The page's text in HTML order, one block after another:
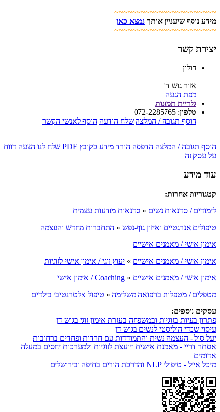
~~~~~~~~~~~~~~~~~~~~~~~
מידע נוסף שיעניין אותך נמצא כאן
~~~~~~~~~~~~~~~~~~~~~~~
יצירת קשר
חולון
אזור גוש דן
מפת הגעה
גלריית תמונות
טלפון:
072-2285765
הוסף תגובה / המלצה שלח הודעה הוסף לאנשי הקשר
הוסף תגובה / המלצה הדפסה הורד מידע כקובץ PDF שלח לנו הצעה דווח
על עסק זה
עוד מידע
קטגוריות אחרות:
לימודים / סדנאות נשים » סדנאות מודעות עצמית
טיפולים אנרגטיים ואיזון גוף-נפש » התחברות מחדש והעצמה
אימון אישי / מאמנים אישיים
אימון אישי / מאמנים אישיים » יעוץ זוגי / אימון אישי לזוגיות
אימון אישי / מאמנים אישיים » Coaching / אימון אישי
מטפלים / מטפלות ברפואה משלימה » טיפול אלטרנטיבי בילדים
עסקים נוספים:
פתרון בעיות בזוגיות ובמשפחה בעזרת אימון זוגי בגוש דן
עיסוי שבדי הוליסטי לנשים בגוש דן
יעל סול - העצמה נשית והתמודדות עם חרדות ופחדים ברחובות
אסתר דריי - מאמנת אישית ויועצת לזוגיות ולמערכות יחסים במעלה
אדומים
מיכל אייל - טיפולי NLP והדרכת הורים בחיפה ובירושלים